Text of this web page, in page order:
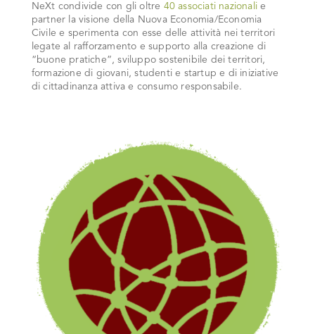
NeXt condivide con gli oltre 40 associati nazionali e
partner la visione della Nuova Economia/Economia
Civile e sperimenta con esse delle attività nei territori
legate al rafforzamento e supporto alla creazione di
“buone pratiche”, sviluppo sostenibile dei territori,
formazione di giovani, studenti e startup e di iniziative
di cittadinanza attiva e consumo responsabile.